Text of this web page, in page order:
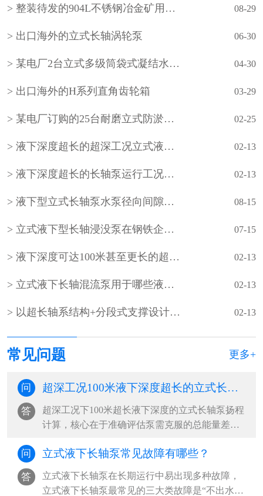
整装待发的904L不锈钢冶金矿用立式长轴泵 08-29
出口海外的立式长轴涡轮泵 06-30
某电厂2台立式多级筒袋式凝结水泵(小机凝结水泵) 04-30
出口海外的H系列直角齿轮箱 03-29
某电厂订购的25台耐磨立式防淤多吸头排污水泵 02-25
液下深度超长的超深工况立式液下长轴泵工作原理和技术核心 02-13
液下深度超长的长轴泵运行工况分析 02-13
液下型立式长轴泵水泵径向间隙怎样调整？ 08-15
立式液下型长轴浸没泵在钢铁企业的使用 07-15
液下深度可达100米甚至更长的超长型立式液下长轴泵如何设计？ 02-13
立式液下长轴混流泵用于哪些液下深度超长的超深工况？ 02-13
以‌超长轴系结构+分段式支撑设计‌为核心的‌超长立式液下长轴泵 02-13
常见问题 更多+
问 超深工况100米液下深度超长的立式长轴泵的扬程如何计算？
答
超深工况下100米超长液下深度的立式长轴泵扬程
计算，核心在于准确评估泵需克服的总能量差，
问 立式液下长轴泵常见故障有哪些？
答
立式液下长轴泵在长期运行中易出现多种故障，‌
立式液下长轴泵最常见的三大类故障是“不出水或